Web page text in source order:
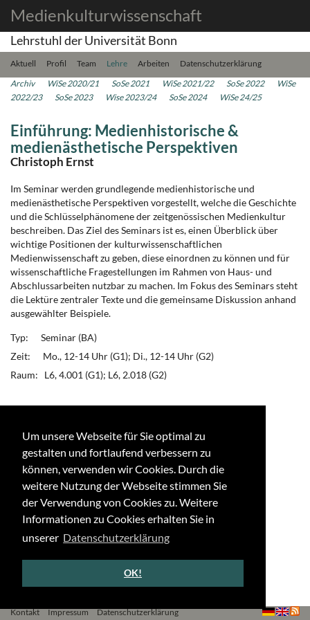
Um unsere Webseite für Sie optimal zu
gestalten und fortlaufend verbessern zu
können, verwenden wir Cookies. Durch die
weitere Nutzung der Webseite stimmen Sie
der Verwendung von Cookies zu. Weitere
Informationen zu Cookies erhalten Sie in
unserer Datenschutzerklärung
OK!
Medienkulturwissenschaft
Lehrstuhl der Universität Bonn
Aktuell Profil Team Lehre Arbeiten
Datenschutzerklärung
Archiv
WiSe 2020/21 SoSe 2021 WiSe 2021/22 SoSe 2022
WiSe
2022/23
SoSe 2023 Wise 2023/24 SoSe 2024 WiSe 24/25
Einführung: Medienhistorische &
medienästhetische Perspektiven
Christoph Ernst
Im Seminar werden grundlegende medienhistorische und
medienästhetische Perspektiven vorgestellt, welche die Geschichte
und die Schlüsselphänomene der zeitgenössischen Medienkultur
beschreiben. Das Ziel des Seminars ist es, einen Überblick über
wichtige Positionen der kulturwissenschaftlichen
Medienwissenschaft zu geben, diese einordnen zu können und für
wissenschaftliche Fragestellungen im Rahmen von Haus- und
Abschlussarbeiten nutzbar zu machen. Im Fokus des Seminars steht
die Lektüre zentraler Texte und die gemeinsame Diskussion anhand
ausgewählter Beispiele.
Typ: Seminar (BA)
Zeit: Mo., 12-14 Uhr (G1); Di., 12-14 Uhr (G2)
Raum: L6, 4.001 (G1); L6, 2.018 (G2)
← ↑
Kontakt Impressum Datenschutzerklärung